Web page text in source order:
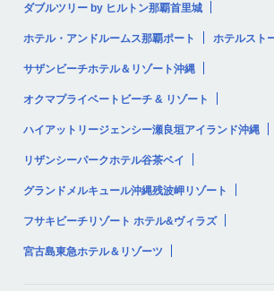
ダブルツリー by ヒルトン那覇首里城
ホテル・アンドルームス那覇ポート ホテルスト
サザンビーチホテル＆リゾート沖縄
オクマプライベートビーチ & リゾート
ハイアットリージェンシー瀬良垣アイランド沖縄
リザンシーパークホテル谷茶ベイ
グランドメルキュール沖縄残波岬リゾート
フサキビーチリゾート ホテル&ヴィラズ
宮古島東急ホテル＆リゾーツ